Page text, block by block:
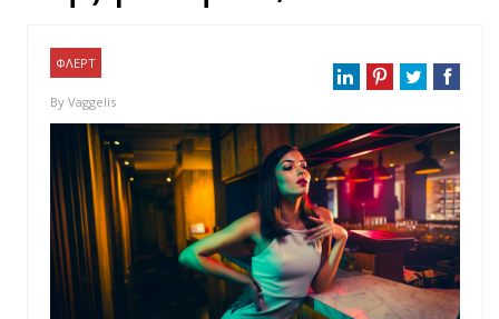
ΦΛΕΡΤ
By Vaggelis